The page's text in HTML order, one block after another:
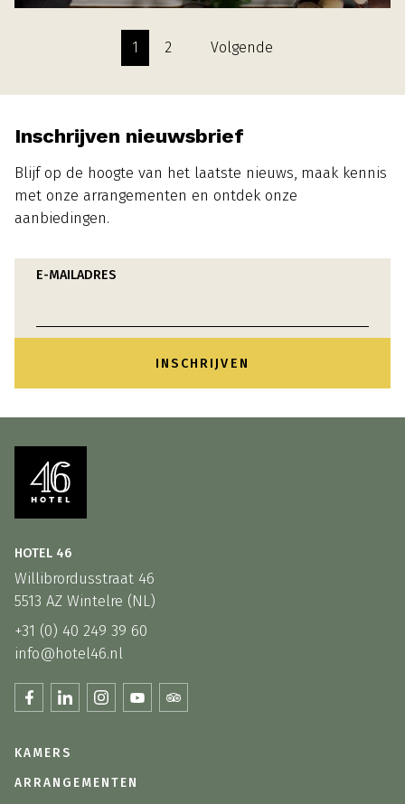
MEER INFORMATIE
1 2 Volgende
Inschrijven nieuwsbrief
Blijf op de hoogte van het laatste nieuws, maak kennis
met onze arrangementen en ontdek onze
aanbiedingen.
E-MAILADRES
HOTEL 46
Willibrordusstraat 46
5513 AZ Wintelre (NL)
+31 (0) 40 249 39 60
info@hotel46.nl
KAMERS
ARRANGEMENTEN